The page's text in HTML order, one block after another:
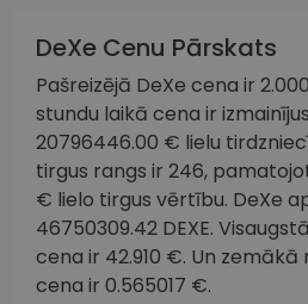
DeXe Cenu Pārskats
Pašreizējā DeXe cena ir
stundu laikā cena ir
20796446.00 € lielu
tirgus rangs ir 246,
€ lielo tirgus vērtību. DeXe
46750309.42 DEXE.
cena ir 42.910 €. Un
cena ir 0.565017 €.